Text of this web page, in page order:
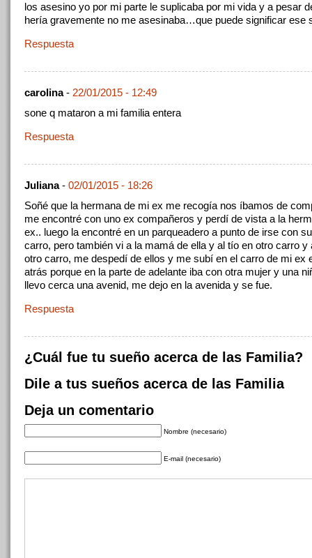
los asesino yo por mi parte le suplicaba por mi vida y a pesar
hería gravemente no me asesinaba…que puede significar
Respuesta
carolina- 22/01/2015 - 12:49
sone q mataron a mi familia entera
Respuesta
Juliana- 02/01/2015 - 18:26
Soñé que la hermana de mi ex me recogía nos íbamos de
me encontré con uno ex compañeros y perdí de vista a la
ex.. luego la encontré en un parqueadero a punto de irse con
carro, pero también vi a la mamá de ella y al tío en otro carro y
otro carro, me despedí de ellos y me subí en el carro de mi ex
atrás porque en la parte de adelante iba con otra mujer y una
llevo cerca una avenid, me dejo en la avenida y se fue.
Respuesta
¿Cuál fue tu sueño acerca de las Familia?
Dile a tus sueños acerca de las Familia
Deja un comentario
Nombre (necesario)
E-mail (necesario)